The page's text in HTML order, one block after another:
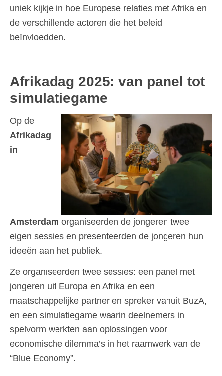
uniek kijkje in hoe Europese relaties met Afrika en
de verschillende actoren die het beleid
beïnvloedden.
Afrikadag 2025: van panel tot
simulatiegame
Op de
Afrikadag
in
Amsterdam organiseerden de jongeren twee
eigen sessies en presenteerden de jongeren hun
ideeën aan het publiek.
Ze organiseerden twee sessies: een panel met
jongeren uit Europa en Afrika en een
maatschappelijke partner en spreker vanuit BuzA,
en een simulatiegame waarin deelnemers in
spelvorm werkten aan oplossingen voor
economische dilemma’s in het raamwerk van de
“Blue Economy”.